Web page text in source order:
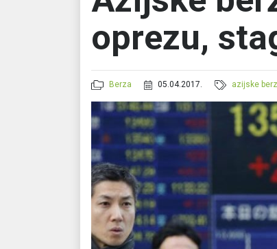
oprezu,
Berza 05.04.2017. azijske